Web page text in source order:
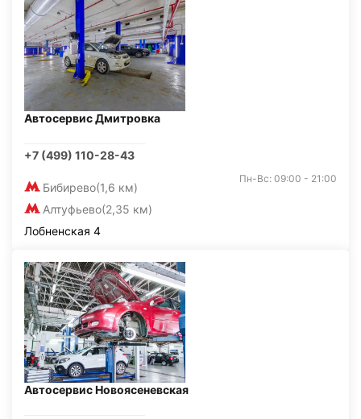
Автосервис Дмитровка
+7 (499) 110-28-43
Бибирево(1,6 км)
Алтуфьево(2,35 км)
Пн-Вс: 09:00 - 21:00
Лобненская 4
Автосервис Новоясеневская